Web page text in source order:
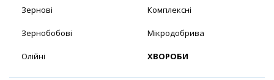
Зернові
Зернобобові
Олійні
Комплексні
Мікродобрива
ХВОРОБИ